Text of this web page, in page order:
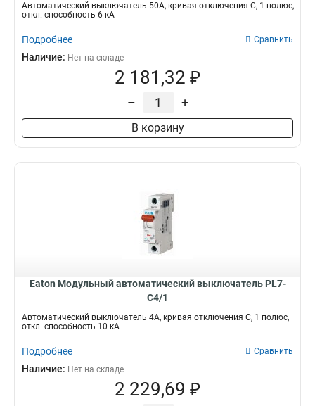
Автоматический выключатель 50А, кривая отключения С, 1 полюс,
откл. способность 6 кА
Подробнее Сравнить
Наличие: Нет на складе
2 181,32 ₽
– +
В корзину
Eaton Модульный автоматический выключатель PL7-
C4/1
Автоматический выключатель 4А, кривая отключения C, 1 полюс,
откл. способность 10 кА
Подробнее Сравнить
Наличие: Нет на складе
2 229,69 ₽